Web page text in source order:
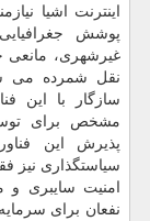
اینترنت اشیا
غیرشهری، مانعی
نقل شمرده می
سازگار با این
مشخص برای
پذیرش این
سیاستگذاری نیز
امنیت سایبری و
نفعان برای